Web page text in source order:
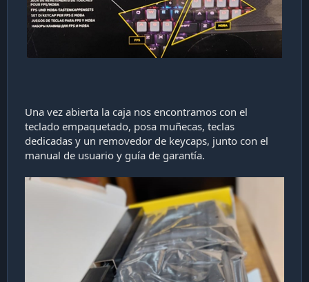
Una vez abierta la caja nos encontramos con el
teclado empaquetado, posa muñecas, teclas
dedicadas y un removedor de keycaps, junto con el
manual de usuario y guía de garantía.